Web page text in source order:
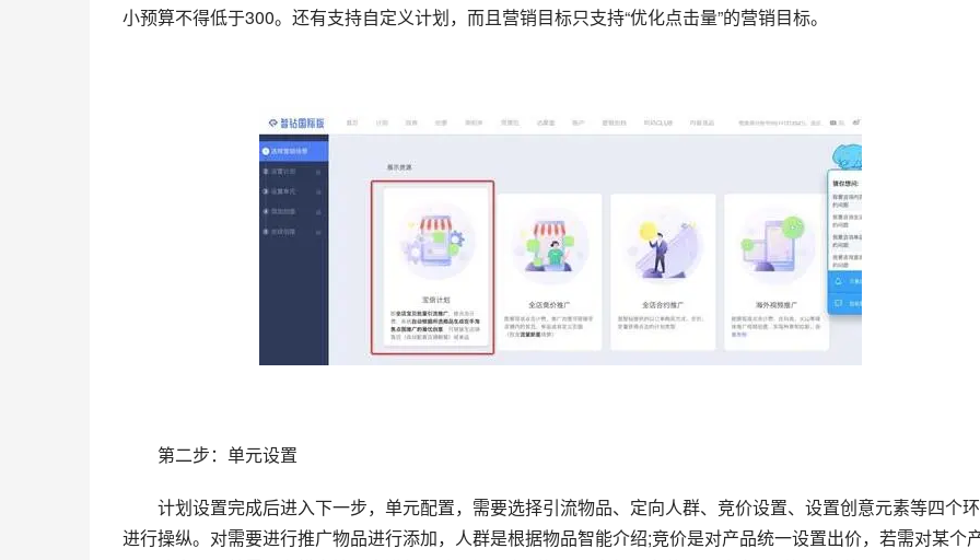
小预算不得低于300。还有支持自定义计划，而且营销目标只支持“优化点击量”的营销目标。
第二步：单元设置
计划设置完成后进入下一步，单元配置，需要选择引流物品、定向人群、竞价设置、设置创意元素等四个
进行操纵。对需要进行推广物品进行添加，人群是根据物品智能介绍;竞价是对产品统一设置出价，若需对某个